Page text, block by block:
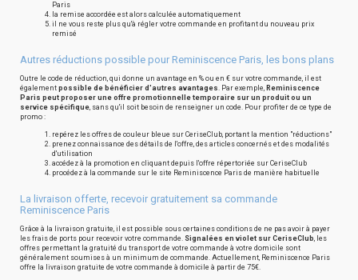
Paris
la remise accordée est alors calculée automatiquement
il ne vous reste plus qu'à régler votre commande en profitant du nouveau prix
remisé
Autres réductions possible pour Reminiscence Paris, les bons plans
Outre le code de réduction, qui donne un avantage en % ou en € sur votre commande, il est
également possible de bénéficier d'autres avantages. Par exemple, Reminiscence
Paris peut proposer une offre promotionnelle temporaire sur un produit ou un
service spécifique, sans qu'il soit besoin de renseigner un code. Pour profiter de ce type de
promo :
repérez les offres de couleur bleue sur CeriseClub, portant la mention "réductions"
prenez connaissance des détails de l'offre, des articles concernés et des modalités
d'utilisation
accédez à la promotion en cliquant depuis l'offre répertoriée sur CeriseClub
procédez à la commande sur le site Reminiscence Paris de manière habituelle
La livraison offerte, recevoir gratuitement sa commande
Reminiscence Paris
Grâce à la livraison gratuite, il est possible sous certaines conditions de ne pas avoir à payer
les frais de ports pour recevoir votre commande. Signalées en violet sur CeriseClub, les
offres permettant la gratuité du transport de votre commande à votre domicile sont
généralement soumises à un minimum de commande. Actuellement, Reminiscence Paris
offre la livraison gratuite de votre commande à domicile à partir de 75€.